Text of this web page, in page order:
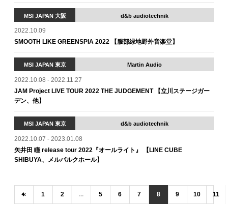
MSI JAPAN 大阪 d&b audiotechnik
2022.10.09
SMOOTH LIKE GREENSPIA 2022 【服部緑地野外音楽堂】
MSI JAPAN 東京 Martin Audio
2022.10.08 - 2022.11.27
JAM Project LIVE TOUR 2022 THE JUDGEMENT 【立川ステージガー
デン、他】
MSI JAPAN 東京 d&b audiotechnik
2022.10.07 - 2023.01.08
矢井田 瞳 release tour 2022『オールライト』 【LINE CUBE
SHIBUYA、メルパルクホール】
‹ 1 2 ... 5 6 7 8 9 10 11